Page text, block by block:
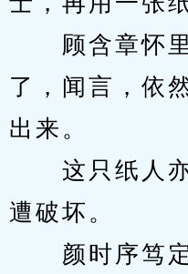
顾含章怀里
了，闻言，依
出来。
这只纸人亦
遭破坏。
颜时序笃定